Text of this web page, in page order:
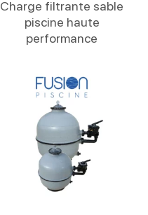
Charge filtrante sable
piscine haute
performance